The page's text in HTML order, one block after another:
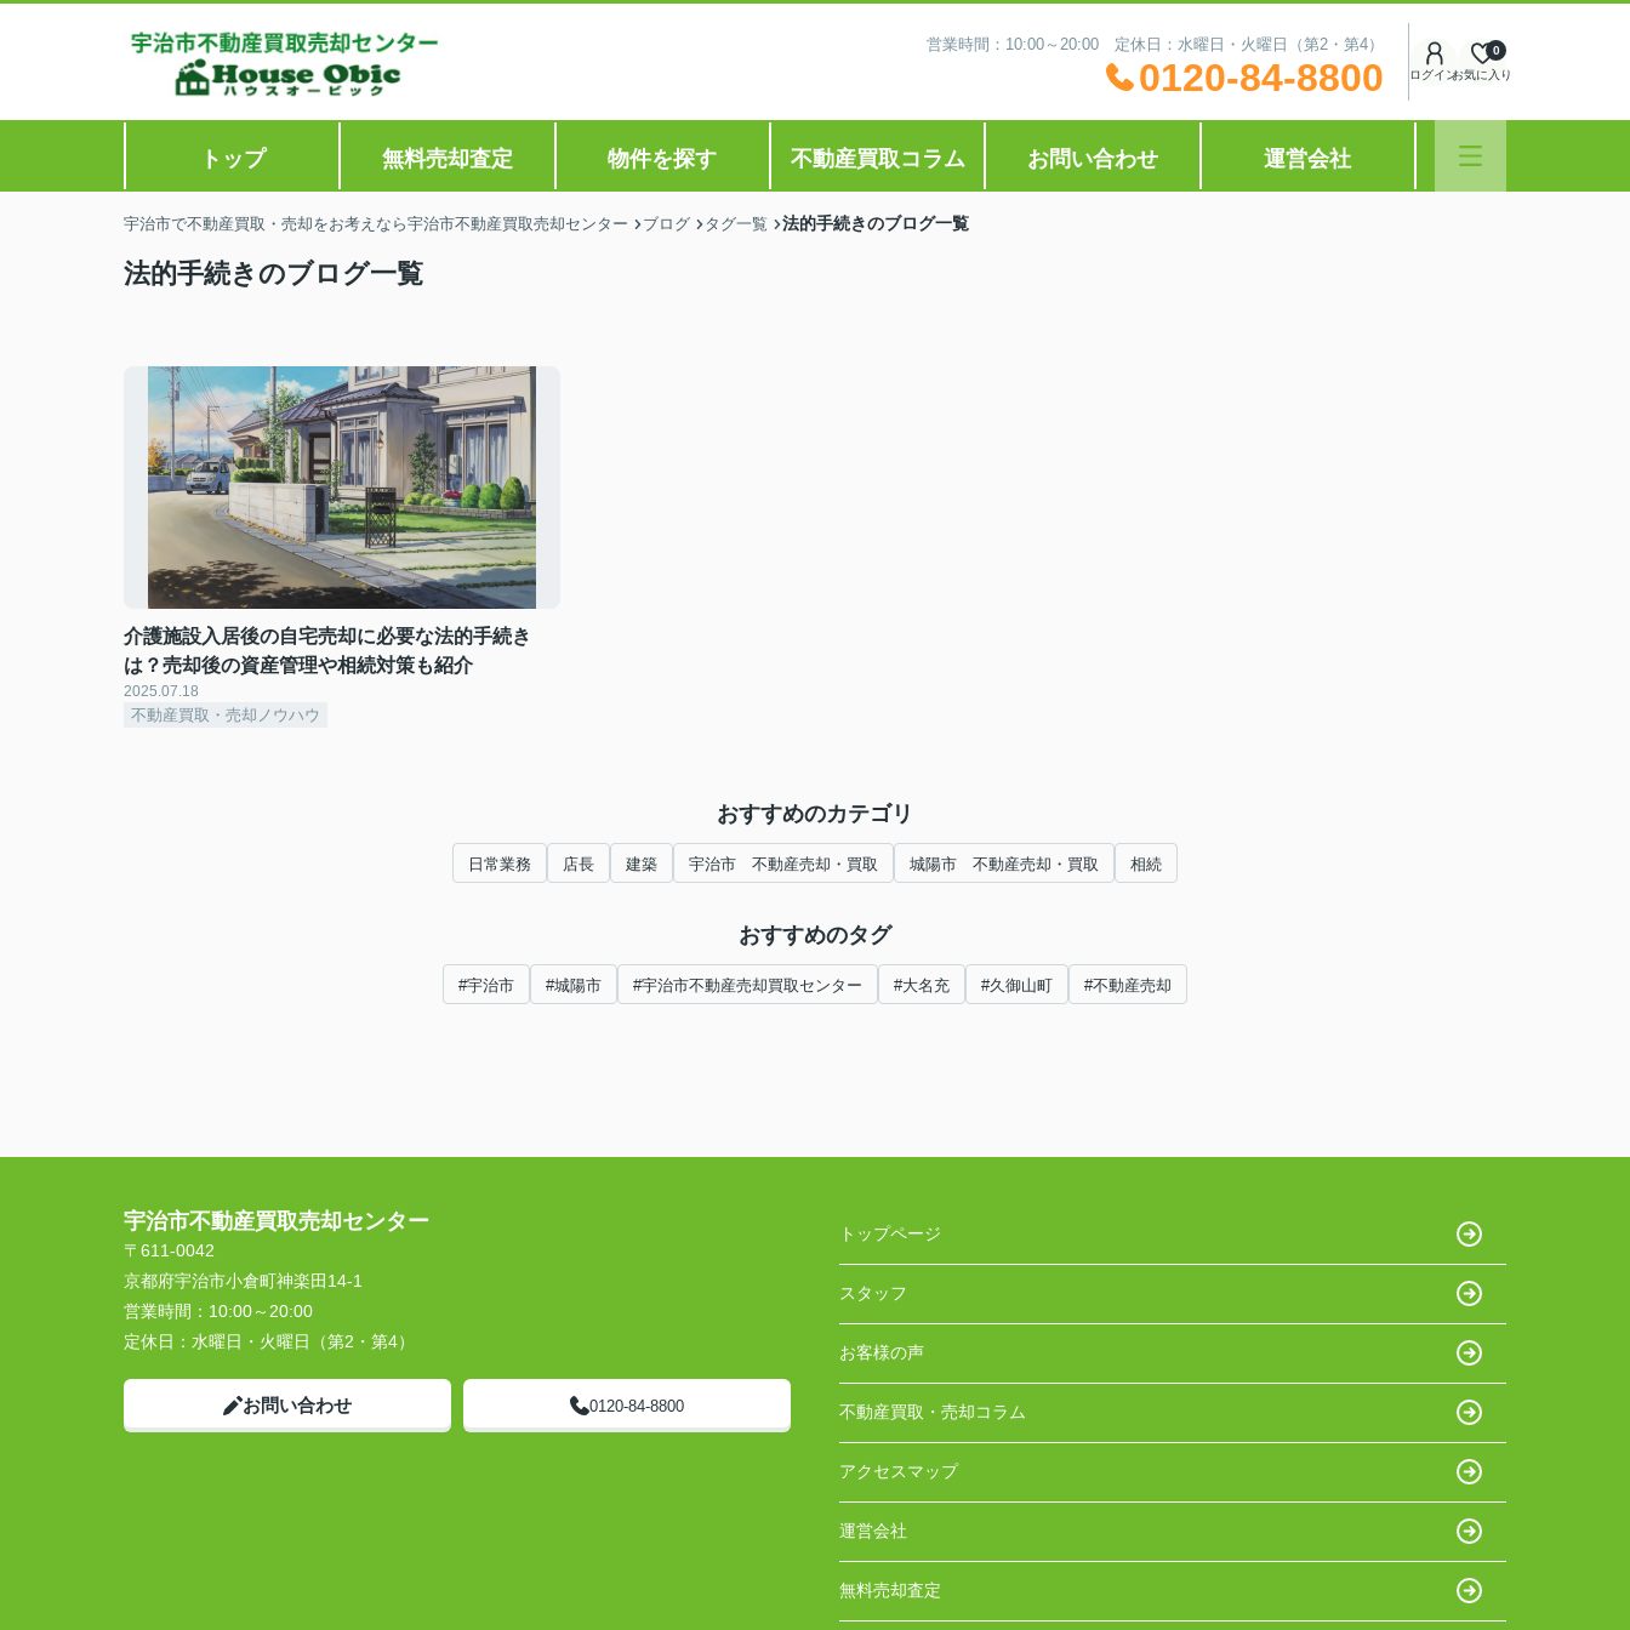
営業時間：10:00～20:00 定休日：水曜日・火曜日（第2・第4）
0120-84-8800 ログインお気に入り
0
トップ 無料売却査定 物件を探す 不動産買取コラム お問い合わせ 運営会社
宇治市で不動産買取・売却をお考えなら宇治市不動産買取売却センター ブログ タグ一覧 法的手続きのブログ一覧
法的手続きのブログ一覧
介護施設入居後の自宅売却に必要な法的手続き
は？売却後の資産管理や相続対策も紹介
2025.07.18
不動産買取・売却ノウハウ
おすすめのカテゴリ
日常業務 店長 建築 宇治市 不動産売却・買取 城陽市 不動産売却・買取 相続
おすすめのタグ
#宇治市 #城陽市 #宇治市不動産売却買取センター #大名充 #久御山町 #不動産売却
宇治市不動産買取売却センター
〒611-0042
京都府宇治市小倉町神楽田14-1
営業時間： 10:00～20:00
定休日： 水曜日・火曜日（第2・第4）
お問い合わせ 0120-84-8800
トップページ
スタッフ
お客様の声
不動産買取・売却コラム
アクセスマップ
運営会社
無料売却査定